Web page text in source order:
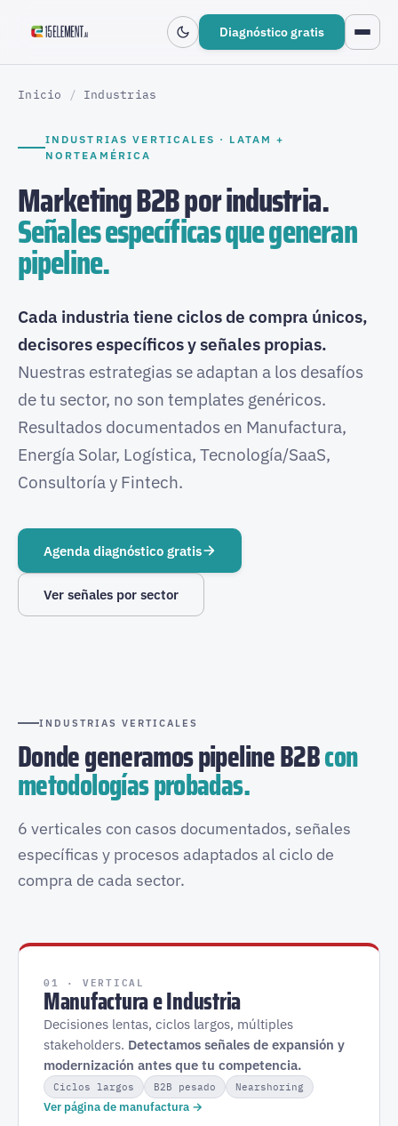
Diagnóstico gratis
Inicio / Industrias
INDUSTRIAS VERTICALES · LATAM +
NORTEAMÉRICA
Marketing B2B por industria.
Señales específicas que generan
pipeline.
Cada industria tiene ciclos de compra únicos,
decisores específicos y señales propias.
Nuestras estrategias se adaptan a los desafíos
de tu sector, no son templates genéricos.
Resultados documentados en Manufactura,
Energía Solar, Logística, Tecnología/SaaS,
Consultoría y Fintech.
Agenda diagnóstico gratis
Ver señales por sector
INDUSTRIAS VERTICALES
Donde generamos pipeline B2Bcon
metodologías probadas.
6 verticales con casos documentados, señales
específicas y procesos adaptados al ciclo de
compra de cada sector.
01 · VERTICAL
Manufactura e Industria
Decisiones lentas, ciclos largos, múltiples
stakeholders. Detectamos señales de expansión y
modernización antes que tu competencia.
Ciclos largos B2B pesado Nearshoring
Ver página de manufactura →